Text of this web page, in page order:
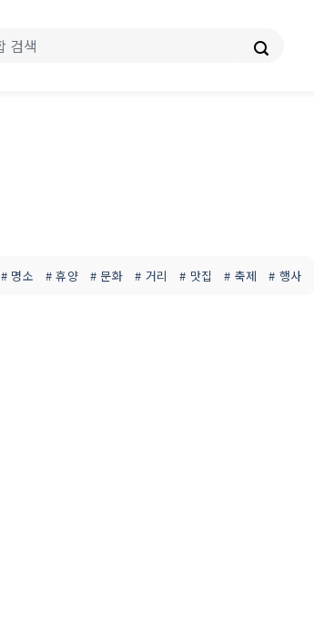
# 명소 # 휴양 # 문화 # 거리 # 맛집 # 축제 # 행사